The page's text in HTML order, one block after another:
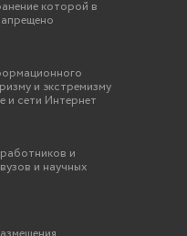
которой в
и экстремизму
и сети Интернет
и
и научных